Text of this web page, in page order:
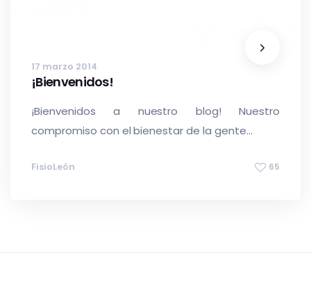
17 marzo 2014
¡Bienvenidos!
¡Bienvenidos a nuestro blog! Nuestro
compromiso con el bienestar de la gente...
FisioLeón 65